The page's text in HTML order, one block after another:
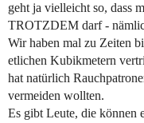
geht ja vielleicht so, dass
TROTZDEM darf -
Wir haben mal zu Zeiten
etlichen Kubikmetern
hat natürlich
vermeiden wollten.
Es gibt Leute, die können